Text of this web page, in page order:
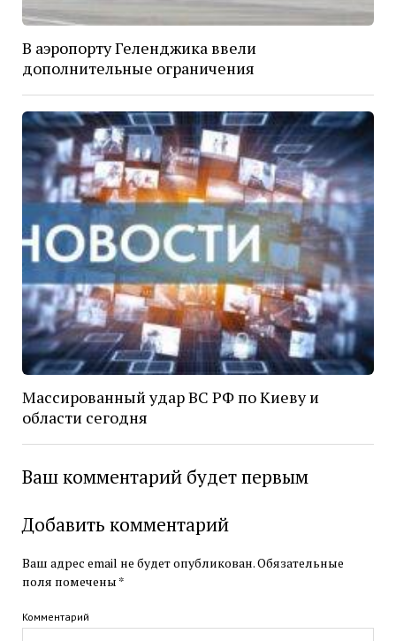
В аэропорту Геленджика ввели
дополнительные ограничения
Массированный удар ВС РФ по Киеву и
области сегодня
Ваш комментарий будет первым
Добавить комментарий
Ваш адрес email не будет опубликован.Обязательные
поля помечены *
Комментарий